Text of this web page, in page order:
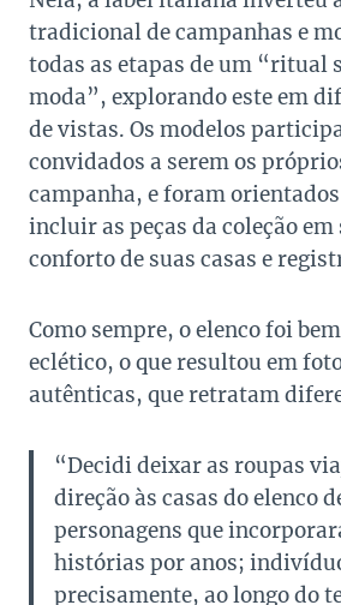
tradicional de campanhas e
todas as etapas de um “ritual
moda”, explorando este em
de vistas. Os modelos
convidados a serem os
campanha, e foram orientados
incluir as peças da coleção
conforto de suas casas e
Como sempre, o elenco foi
eclético, o que resultou em
autênticas, que retratam
“Decidi deixar as roupas
direção às casas do elenco
personagens que
histórias por anos;
precisamente, ao longo do